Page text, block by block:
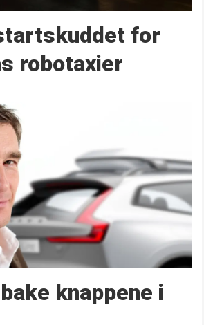
for
robotaxier
knappene i